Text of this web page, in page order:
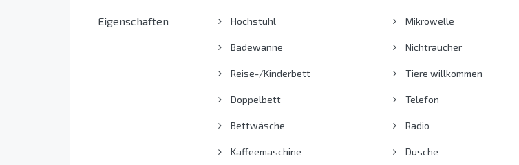
Eigenschaften Hochstuhl
Badewanne
Reise-/Kinderbett
Doppelbett
Bettwäsche
Kaffeemaschine
Mikrowelle
Nichtraucher
Tiere willkommen
Telefon
Radio
Dusche